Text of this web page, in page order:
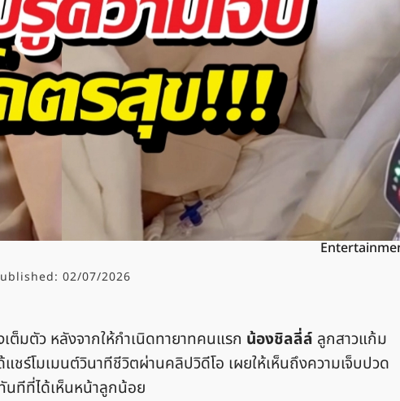
02/07/2026
มตัว หลังจากให้กำเนิดทายาทคนแรก น้องชิลลี่ล์ ลูกสาวแก้ม
ร์โมเมนต์วินาทีชีวิตผ่านคลิปวิดีโอ เผยให้เห็นถึงความเจ็บปวด
ทีที่ได้เห็นหน้าลูกน้อย